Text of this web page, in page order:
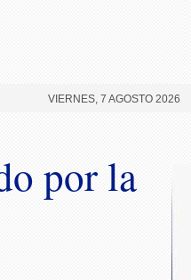
VIERNES, 7 AGOSTO 2026
por la